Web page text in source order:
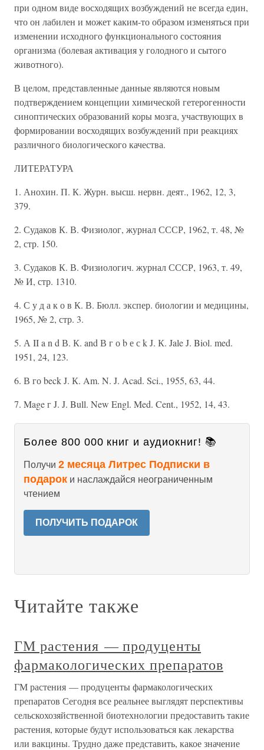
при одном виде восходящих возбуждений не всегда един,
что он лабилен и может каким-то образом изменяться при
изменении исходного функционального состояния
организма (болевая активация у голодного и сытого
животного).
В целом, представленные данные являются новым
подтверждением концепции химической гетерогенности
синоптических образований коры мозга, участвующих в
формировании восходящих возбуждений при реакциях
различного биологического качества.
ЛИТЕРАТУРА
1. Анохин. П. К. Журн. высш. нервн. деят., 1962, 12, 3,
379.
2. Судаков К. В. Физиолог, журнал СССР, 1962, т. 48, №
2, стр. 150.
3. Судаков К. В. Физиологич. журнал СССР, 1963, т. 49,
№ И, стр. 1310.
4. С у д а к о в К. В. Бюлл. экспер. биологии и медицины,
1965, № 2, стр. 3.
5. А II a n d В. К. and В г о b е с k J. К. Jale J. Biol. med.
1951, 24, 123.
6. В го beck J. К. Am. N. J. Acad. Sci., 1955, 63, 44.
7. Mage г J. J. Bull. New Engl. Med. Cent., 1952, 14, 43.
Более 800 000 книг и аудиокниг! 📚
Получи 2 месяца Литрес Подписки в
подарок и наслаждайся неограниченным
чтением
ПОЛУЧИТЬ ПОДАРОК
Читайте также
ГМ растения — продуценты
фармакологических препаратов
ГМ растения — продуценты фармакологических
препаратов Сегодня все реальнее выглядят перспективы
сельскохозяйственной биотехнологии предоставить такие
растения, которые будут использоваться как лекарства
или вакцины. Трудно даже представить, какое значение